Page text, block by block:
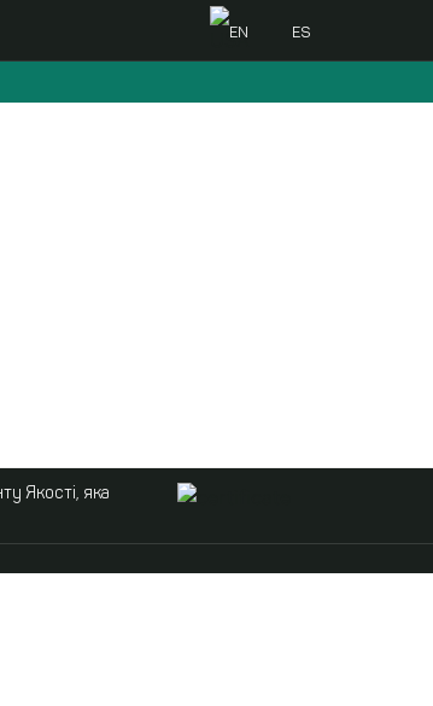
EN ES
Якості, яка